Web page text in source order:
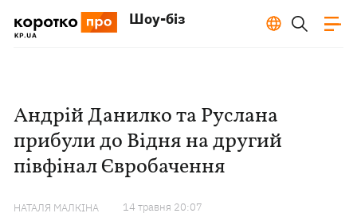
Шоу-біз
Андрій Данилко та Руслана
прибули до Відня на другий
півфінал Євробачення
НАТАЛЯ МАЛКІНА 14 травня 20:07